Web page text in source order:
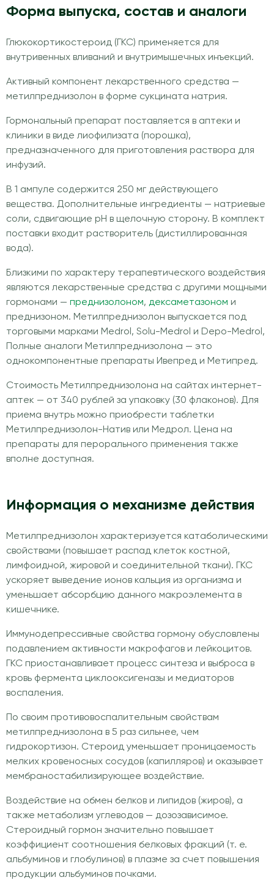
Форма выпуска, состав и аналоги
Глюкокортикостероид (ГКС) применяется для
внутривенных вливаний и внутримышечных инъекций.
Активный компонент лекарственного средства —
метилпреднизолон в форме сукцината натрия.
Гормональный препарат поставляется в аптеки и
клиники в виде лиофилизата (порошка),
предназначенного для приготовления раствора для
инфузий.
В 1 ампуле содержится 250 мг действующего
вещества. Дополнительные ингредиенты — натриевые
соли, сдвигающие рН в щелочную сторону. В комплект
поставки входит растворитель (дистиллированная
вода).
Близкими по характеру терапевтического воздействия
являются лекарственные средства с другими мощными
гормонами — преднизолоном, дексаметазоном и
преднизоном. Метилпреднизолон выпускается под
торговыми марками Medrol, Solu-Medrol и Depo-Medrol,
Полные аналоги Метилпреднизолона — это
однокомпонентные препараты Ивепред и Метипред.
Стоимость Метилпреднизолона на сайтах интернет-
аптек — от 340 рублей за упаковку (30 флаконов). Для
приема внутрь можно приобрести таблетки
Метилпреднизолон-Натив или Медрол. Цена на
препараты для перорального применения также
вполне доступная.
Информация о механизме действия
Метилпреднизолон характеризуется катаболическими
свойствами (повышает распад клеток костной,
лимфоидной, жировой и соединительной ткани). ГКС
ускоряет выведение ионов кальция из организма и
уменьшает абсорбцию данного макроэлемента в
кишечнике.
Иммунодепрессивные свойства гормону обусловлены
подавлением активности макрофагов и лейкоцитов.
ГКС приостанавливает процесс синтеза и выброса в
кровь фермента циклооксигеназы и медиаторов
воспаления.
По своим противовоспалительным свойствам
метилпреднизолона в 5 раз сильнее, чем
гидрокортизон. Стероид уменьшает проницаемость
мелких кровеносных сосудов (капилляров) и оказывает
мембраностабилизирующее воздействие.
Воздействие на обмен белков и липидов (жиров), а
также метаболизм углеводов — дозозависимое.
Стероидный гормон значительно повышает
коэффициент соотношения белковых фракций (т. е.
альбуминов и глобулинов) в плазме за счет повышения
продукции альбуминов почками.